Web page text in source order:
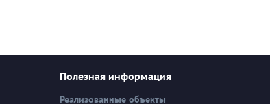
Полезная информация
Реализованные объекты